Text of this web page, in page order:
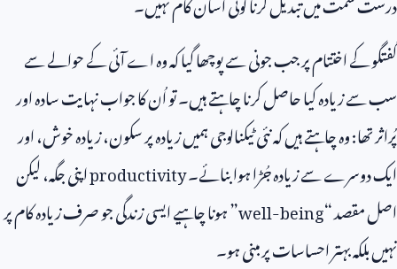
گفتگو کے اختتام پر جب جونی سے پوچھا گیا کہ وہ اے آئی کے حوالے سے
سب سے زیادہ کیا حاصل کرنا چاہتے ہیں۔ تو اُن کا جواب نہایت سادہ اور
پُراثر تھا: وہ چاہتے ہیں کہ نئی ٹیکنالوجی ہمیں زیادہ پر سکون، زیادہ خوش، اور
ایک دوسرے سے زیادہ جُڑا ہوا بنائے۔productivityاپنی جگہ، لیکن
اصل مقصد “well-being” ہونا چاہیے ایسی زندگی جو صرف زیادہ کام پر
نہیں بلکہ بہتر احساسات پر مبنی ہو۔